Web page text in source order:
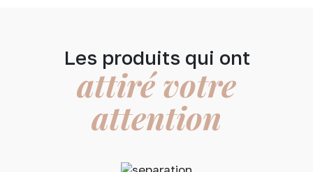
Les produits qui ont
attiré votre
attention